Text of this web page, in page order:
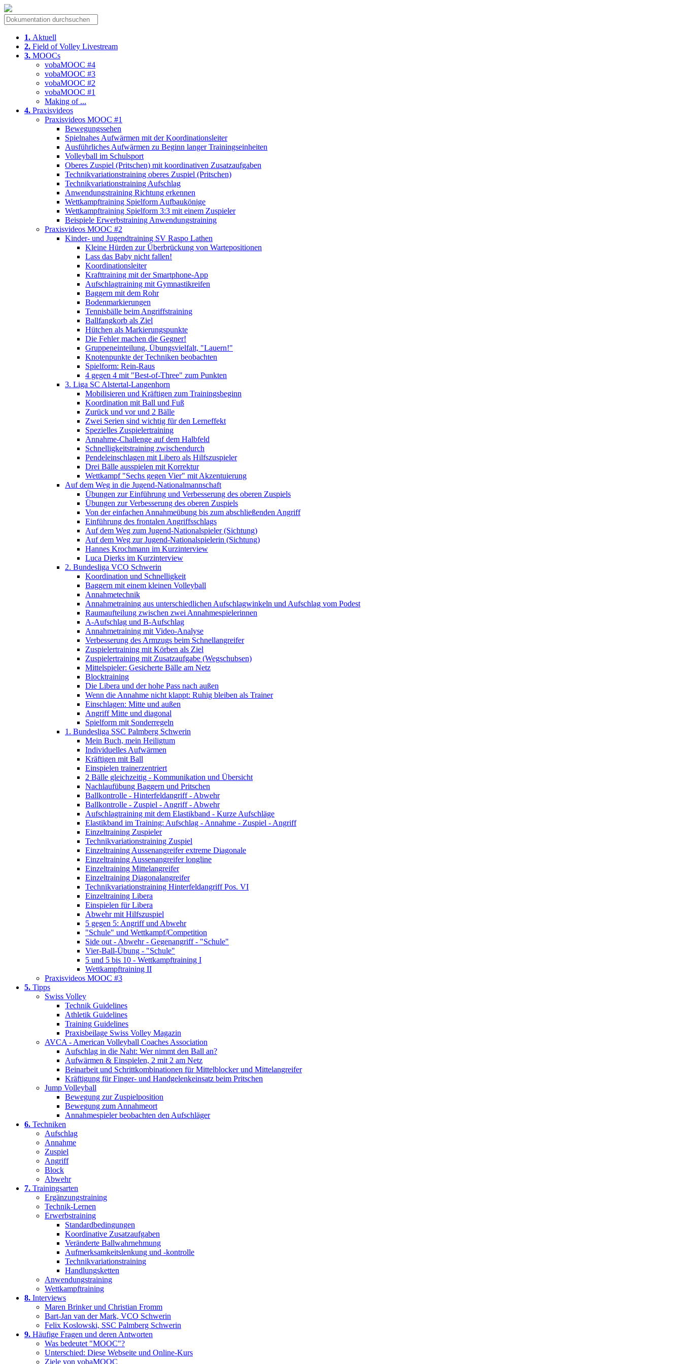
1. Aktuell
2. Field of Volley Livestream
3. MOOCs
vobaMOOC #4
vobaMOOC #3
vobaMOOC #2
vobaMOOC #1
Making of ...
4. Praxisvideos
Praxisvideos MOOC #1
Bewegungssehen
Spielnahes Aufwärmen mit der Koordinationsleiter
Ausführliches Aufwärmen zu Beginn langer Trainingseinheiten
Volleyball im Schulsport
Oberes Zuspiel (Pritschen) mit koordinativen Zusatzaufgaben
Technikvariationstraining oberes Zuspiel (Pritschen)
Technikvariationstraining Aufschlag
Anwendungstraining Richtung erkennen
Wettkampftraining Spielform Aufbaukönige
Wettkampftraining Spielform 3:3 mit einem Zuspieler
Beispiele Erwerbstraining Anwendungstraining
Praxisvideos MOOC #2
Kinder- und Jugendtraining SV Raspo Lathen
Kleine Hürden zur Überbrückung von Wartepositionen
Lass das Baby nicht fallen!
Koordinationsleiter
Krafttraining mit der Smartphone-App
Aufschlagtraining mit Gymnastikreifen
Baggern mit dem Rohr
Bodenmarkierungen
Tennisbälle beim Angriffstraining
Ballfangkorb als Ziel
Hütchen als Markierungspunkte
Die Fehler machen die Gegner!
Gruppeneinteilung, Übungsvielfalt, "Lauern!"
Knotenpunkte der Techniken beobachten
Spielform: Rein-Raus
4 gegen 4 mit "Best-of-Three" zum Punkten
3. Liga SC Alstertal-Langenhorn
Mobilisieren und Kräftigen zum Trainingsbeginn
Koordination mit Ball und Fuß
Zurück und vor und 2 Bälle
Zwei Serien sind wichtig für den Lerneffekt
Spezielles Zuspielertraining
Annahme-Challenge auf dem Halbfeld
Schnelligkeitstraining zwischendurch
Pendeleinschlagen mit Libero als Hilfszuspieler
Drei Bälle ausspielen mit Korrektur
Wettkampf "Sechs gegen Vier" mit Akzentuierung
Auf dem Weg in die Jugend-Nationalmannschaft
Übungen zur Einführung und Verbesserung des oberen Zuspiels
Übungen zur Verbesserung des oberen Zuspiels
Von der einfachen Annahmeübung bis zum abschließenden Angriff
Einführung des frontalen Angriffsschlags
Auf dem Weg zum Jugend-Nationalspieler (Sichtung)
Auf dem Weg zur Jugend-Nationalspielerin (Sichtung)
Hannes Krochmann im Kurzinterview
Luca Dierks im Kurzinterview
2. Bundesliga VCO Schwerin
Koordination und Schnelligkeit
Baggern mit einem kleinen Volleyball
Annahmetechnik
Annahmetraining aus unterschiedlichen Aufschlagwinkeln und Aufschlag vom Podest
Raumaufteilung zwischen zwei Annahmespielerinnen
A-Aufschlag und B-Aufschlag
Annahmetraining mit Video-Analyse
Verbesserung des Armzugs beim Schnellangreifer
Zuspielertraining mit Körben als Ziel
Zuspielertraining mit Zusatzaufgabe (Wegschubsen)
Mittelspieler: Gesicherte Bälle am Netz
Blocktraining
Die Libera und der hohe Pass nach außen
Wenn die Annahme nicht klappt: Ruhig bleiben als Trainer
Einschlagen: Mitte und außen
Angriff Mitte und diagonal
Spielform mit Sonderregeln
1. Bundesliga SSC Palmberg Schwerin
Mein Buch, mein Heiligtum
Individuelles Aufwärmen
Kräftigen mit Ball
Einspielen trainerzentriert
2 Bälle gleichzeitig - Kommunikation und Übersicht
Nachlaufübung Baggern und Pritschen
Ballkontrolle - Hinterfeldangriff - Abwehr
Ballkontrolle - Zuspiel - Angriff - Abwehr
Aufschlagtraining mit dem Elastikband - Kurze Aufschläge
Elastikband im Training: Aufschlag - Annahme - Zuspiel - Angriff
Einzeltraining Zuspieler
Technikvariationstraining Zuspiel
Einzeltraining Aussenangreifer extreme Diagonale
Einzeltraining Aussenangreifer longline
Einzeltraining Mittelangreifer
Einzeltraining Diagonalangreifer
Technikvariationstraining Hinterfeldangriff Pos. VI
Einzeltraining Libera
Einspielen für Libera
Abwehr mit Hilfszuspiel
5 gegen 5: Angriff und Abwehr
"Schule" und Wettkampf/Competition
Side out - Abwehr - Gegenangriff - "Schule"
Vier-Ball-Übung - "Schule"
5 und 5 bis 10 - Wettkampftraining I
Wettkampftraining II
Praxisvideos MOOC #3
5. Tipps
Swiss Volley
Technik Guidelines
Athletik Guidelines
Training Guidelines
Praxisbeilage Swiss Volley Magazin
AVCA - American Volleyball Coaches Association
Aufschlag in die Naht: Wer nimmt den Ball an?
Aufwärmen & Einspielen, 2 mit 2 am Netz
Beinarbeit und Schrittkombinationen für Mittelblocker und Mittelangreifer
Kräftigung für Finger- und Handgelenkeinsatz beim Pritschen
Jump Volleyball
Bewegung zur Zuspielposition
Bewegung zum Annahmeort
Annahmespieler beobachten den Aufschläger
6. Techniken
Aufschlag
Annahme
Zuspiel
Angriff
Block
Abwehr
7. Trainingsarten
Ergänzungstraining
Technik-Lernen
Erwerbstraining
Standardbedingungen
Koordinative Zusatzaufgaben
Veränderte Ballwahrnehmung
Aufmerksamkeitslenkung und -kontrolle
Technikvariationstraining
Handlungsketten
Anwendungstraining
Wettkampftraining
8. Interviews
Maren Brinker und Christian Fromm
Bart-Jan van der Mark, VCO Schwerin
Felix Koslowski, SSC Palmberg Schwerin
9. Häufige Fragen und deren Antworten
Was bedeutet "MOOC"?
Unterschied: Diese Webseite und Online-Kurs
Ziele von vobaMOOC